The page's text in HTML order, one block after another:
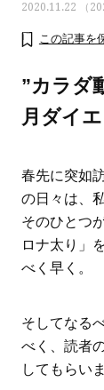
ママと
2020.11.22 （
この記事を
”カラダ
月ダイ
春先に突如
の日々は、
そのひとつ
ロナ太り」
べく早く。
そしてなる
べく、読者
してもらい